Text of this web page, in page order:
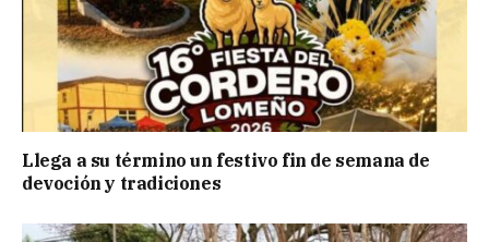
Llega a su término un festivo fin de semana de
devoción y tradiciones